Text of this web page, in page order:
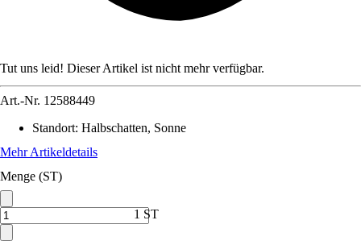
Tut uns leid! Dieser Artikel ist nicht mehr verfügbar.
Art.-Nr. 12588449
Standort: Halbschatten, Sonne
Mehr Artikeldetails
Menge (ST)
1 ST